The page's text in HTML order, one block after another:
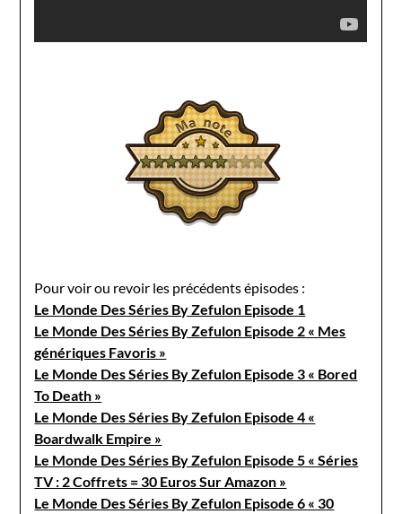
Pour voir ou revoir les précédents épisodes :
Le Monde Des Séries By Zefulon Episode 1
Le Monde Des Séries By Zefulon Episode 2 « Mes
génériques Favoris »
Le Monde Des Séries By Zefulon Episode 3 « Bored
To Death »
Le Monde Des Séries By Zefulon Episode 4 «
Boardwalk Empire »
Le Monde Des Séries By Zefulon Episode 5 « Séries
TV : 2 Coffrets = 30 Euros Sur Amazon »
Le Monde Des Séries By Zefulon Episode 6 « 30